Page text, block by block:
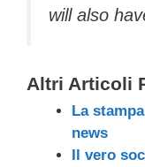
will also
Altri Articoli
La
news
Il vero